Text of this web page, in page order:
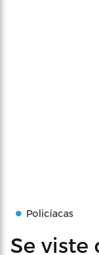
Policíacas
Se viste